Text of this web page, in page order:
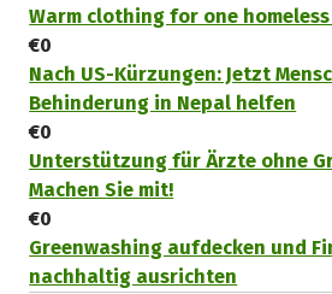
Warm clothing for one
€0
Nach US-Kürzungen: Jetzt
Behinderung in Nepal helfen
€0
Unterstützung für Ärzte ohne
Machen Sie mit!
€0
Greenwashing aufdecken und
nachhaltig ausrichten